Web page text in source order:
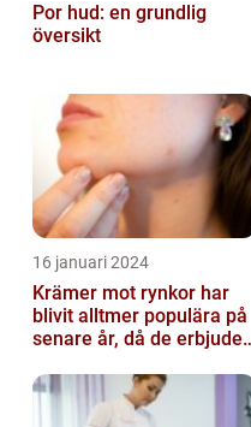
Por hud: en grundlig
översikt
16 januari 2024
Krämer mot rynkor har
blivit alltmer populära på
senare år, då de erbjuder
lösni...